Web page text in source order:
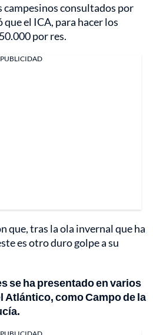
campesinos consultados por
el ICA, para hacer los
por res.
PUBLICIDAD
que, tras la ola invernal que ha
es otro duro golpe a su
se ha presentado en varios
Atlántico, como Campo de la